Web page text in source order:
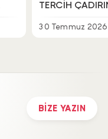
TERCİH
30 Temmuz 2026
BİZE YAZIN